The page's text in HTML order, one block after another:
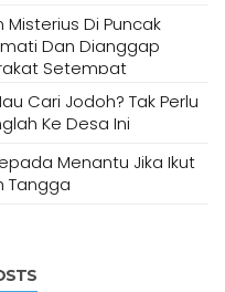
Di Puncak
Dan Dianggap
Setempat
Cari Jodoh? Tak Perlu
Ke Desa Ini
Menantu Jika Ikut
Tangga